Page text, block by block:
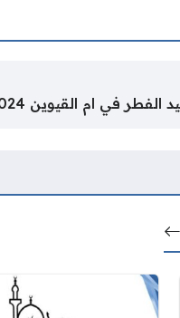
في ام القيوين 2024